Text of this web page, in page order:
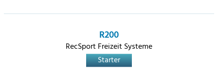
R200
RecSport Freizeit Systeme
Starter